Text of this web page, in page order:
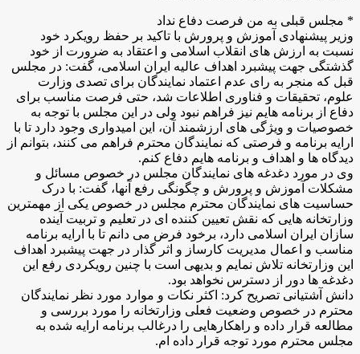
* مجلس قبلی به من فرصت دفاع نداد
وزیر پیشنهادی آموزش و پرورش با تاکید بر حفظ رویکرد خود
نسبت به ارزش های انقلاب اسلامی و اعتقاد به ضرورت از خود
گذشتگی جهت پیشبرد اهداف عالیه ایران اسلامی، گفت: در مجلس
قبل که منجر به رای عدم اعتماد نمایندگان برای تصدی وزارت
علوم، تحقیقات و فناوری اطلاعات شد، حتی فرصت مناسب برای
دفاع از برنامه هایم نیز فراهم نبود ولی در این مجلس با توجه به
خصوصیات و ویژگی های ارزشمند آن، این امیدواری وجود دارد تا با
ارایه برنامه و فرصتی که نمایندگان محترم فراهم می کنند، بتوانم از
دیدگاه ها و اهداف و برنامه هایم دفاع کنم.
وی در مورد دغدغه های نمایندگان مجلس در خصوص مسائل و
مشکلات آموزش و پرورش و چگونگی رفع آنها، گفت: با درک
حساسیت های نمایندگان محترم مجلس در خصوص یکی از مهمترین
وزارتخانه هایی که نقش تعیین کننده ای در تعلیم و تربیت آینده
سازان ایران اسلامی دارد، برخود فرض می دانم تا با ارایه برنامه
مناسب و اعمال مدیریت کارساز و اثر گذار در جهت پیشبرد اهداف
این وزارتخانه تلاش نمایم و بدیهی است با چنین رویکردی رفع این
دغدغه ها دور از دسترس نخواهد بود.
دانش آشتیانی تصریح کرد: اکثر نکات و موارد مورد نظر نمایندگان
محترم در خصوص وضعیت فعلی وزارتخانه را مورد بررسی و
مطالعه قرار داده و راهکارهایی را درغالب برنامه ارایه شده به
مجلس محترم مورد توجه قرار داده ام.